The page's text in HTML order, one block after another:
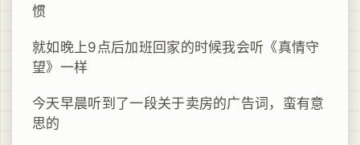
惯
就如晚上9点后加班回家的时候我会听《真情守
望》一样
今天早晨听到了一段关于卖房的广告词，蛮有意
思的